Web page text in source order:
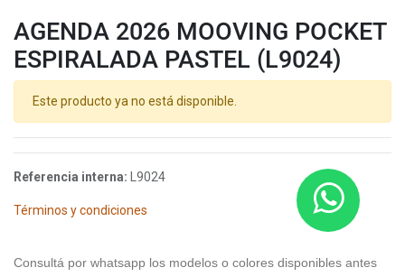
AGENDA 2026 MOOVING POCKET
ESPIRALADA PASTEL (L9024)
Este producto ya no está disponible.
Referencia interna: L9024
Términos y condiciones
Consultá por whatsapp los modelos o colores disponibles antes